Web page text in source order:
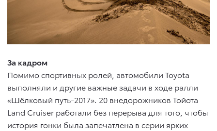
За кадром
Помимо спортивных ролей, автомобили Toyota
выполняли и другие важные задачи в ходе ралли
«Шёлковый путь-2017». 20 внедорожников Тойота
Land Cruiser работали без перерыва для того, чтобы
история гонки была запечатлена в серии ярких